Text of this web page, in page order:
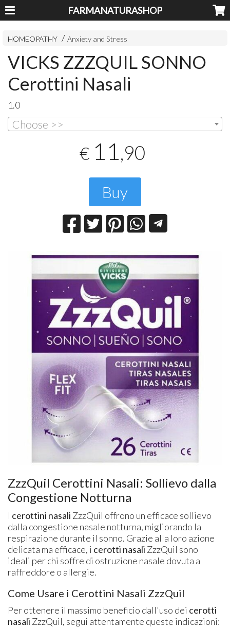
FARMANATURASHOP
HOMEOPATHY Anxiety and Stress
VICKS ZZZQUIL SONNO
Cerottini Nasali
1.0
Choose >>
€ 11 ,90
Buy
ZzzQuil Cerottini Nasali: Sollievo dalla
Congestione Notturna
I cerottini nasali ZzzQuil offrono un efficace sollievo
dalla congestione nasale notturna, migliorando la
respirazione durante il sonno. Grazie alla loro azione
delicata ma efficace, i cerotti nasali ZzzQuil sono
ideali per chi soffre di ostruzione nasale dovuta a
raffreddore o allergie.
Come Usare i Cerottini Nasali ZzzQuil
Per ottenere il massimo beneficio dall'uso dei cerotti
nasali ZzzQuil, segui attentamente queste indicazioni: